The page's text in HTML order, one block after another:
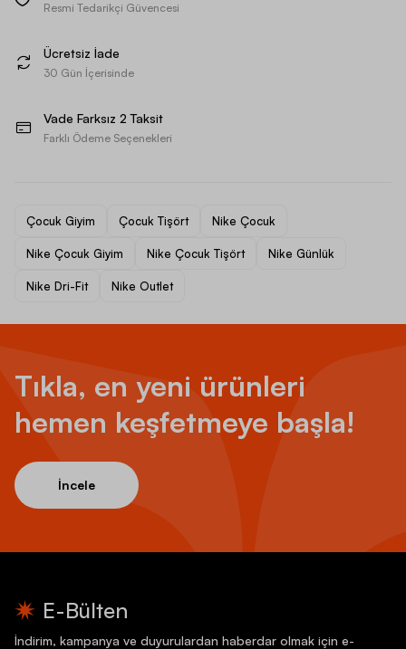
Resmi Tedarikçi Güvencesi
Ücretsiz İade
30 Gün İçerisinde
Vade Farksız 2 Taksit
Farklı Ödeme Seçenekleri
Çocuk Giyim Çocuk Tişört Nike Çocuk
Nike Çocuk Giyim Nike Çocuk Tişört Nike Günlük
Nike Dri-Fit Nike Outlet
Tıkla, en yeni ürünleri
hemen keşfetmeye başla!
İncele
E-Bülten
İndirim, kampanya ve duyurulardan haberdar olmak için e-